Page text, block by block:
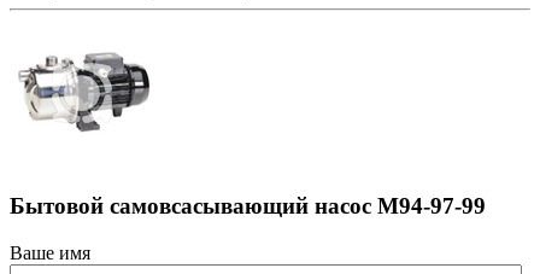
Бытовой самовсасывающий насос M94-97-99
Ваше имя